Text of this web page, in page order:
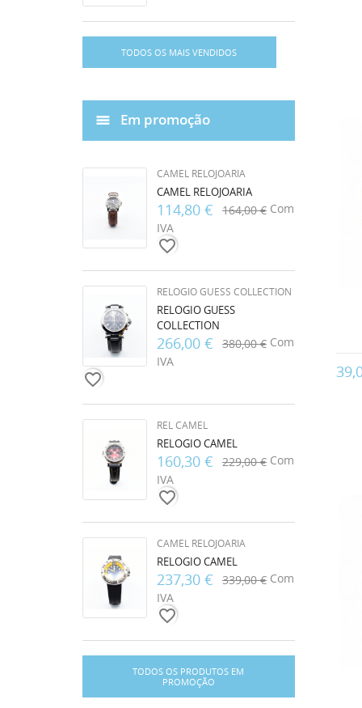
TODOS OS MAIS VENDIDOS
Em promoção
CAMEL RELOJOARIA
CAMEL RELOJOARIA
114,80 € 164,00 € Com
IVA
favorite_border
RELOGIO GUESS COLLECTION
RELOGIO GUESS
COLLECTION
266,00 € 380,00 € Com
IVA
favorite_border
REL CAMEL
RELOGIO CAMEL
160,30 € 229,00 € Com
IVA
favorite_border
CAMEL RELOJOARIA
RELOGIO CAMEL
237,30 € 339,00 € Com
IVA
favorite_border
TODOS OS PRODUTOS EM
PROMOÇÃO